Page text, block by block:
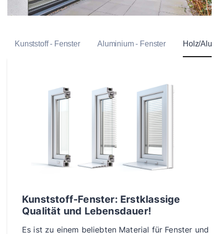
Kunststoff - Fenster Aluminium - Fenster Holz/Alu
Kunststoff-Fenster: Erstklassige
Qualität und Lebensdauer!
Es ist zu einem beliebten Material für Fenster und